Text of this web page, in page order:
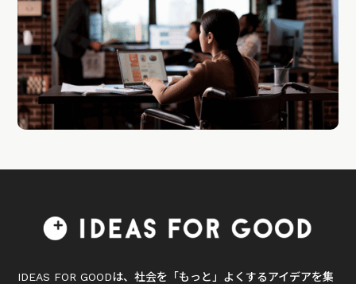
IDEAS FOR GOODは、社会を「もっと」よくするアイデアを集